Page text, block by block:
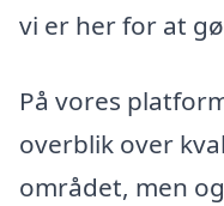
vi er her for at
På vores
overblik over
området, men